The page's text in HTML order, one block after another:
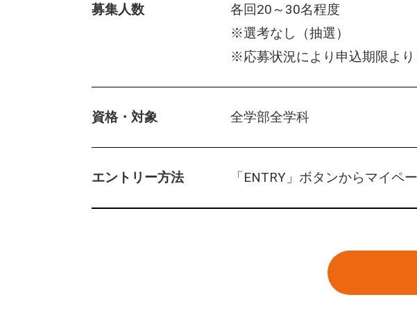
MOVIE
ムービー
SYSTEM
システムを見に行こう
note
情報発信
募集人数
各回20～30名程度
※選考なし（抽選）
※応募状況により申込期限より
資格・対象 全学部全学科
エントリー方法 「ENTRY」ボタンからマイペ